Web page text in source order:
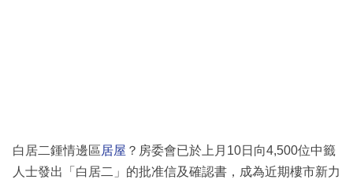
白居二鍾情邊區居屋 ？房委會已於上月10日向4,500位中籤
人士發出「白居二」的批准信及確認書，成為近期樓市新力